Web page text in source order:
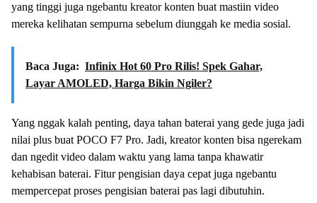
yang tinggi juga ngebantu kreator konten buat mastiin video
mereka kelihatan sempurna sebelum diunggah ke media sosial.
Baca Juga: Infinix Hot 60 Pro Rilis! Spek Gahar,
Layar AMOLED, Harga Bikin Ngiler?
Yang nggak kalah penting, daya tahan baterai yang gede juga jadi
nilai plus buat POCO F7 Pro. Jadi, kreator konten bisa ngerekam
dan ngedit video dalam waktu yang lama tanpa khawatir
kehabisan baterai. Fitur pengisian daya cepat juga ngebantu
mempercepat proses pengisian baterai pas lagi dibutuhin.